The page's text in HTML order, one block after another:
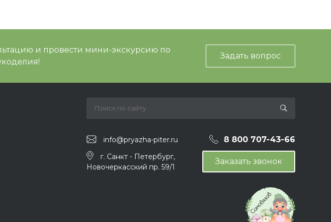
и провести мини-экскурсию по
Задать вопрос
info@pryazha-piter.ru 8 800 707-43-66
г. Санкт - Петербург,
Новочеркасский пр. 59/1
Заказать звонок